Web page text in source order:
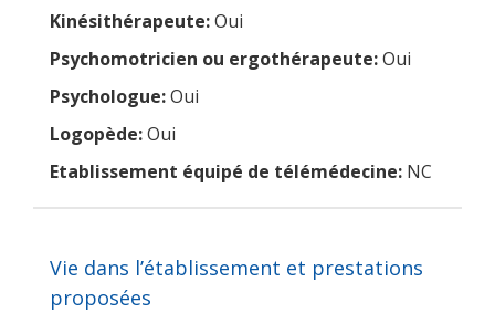
Kinésithérapeute:Oui
Psychomotricien ou ergothérapeute:Oui
Psychologue:Oui
Logopède:Oui
Etablissement équipé de télémédecine: NC
Vie dans l’établissement et prestations
proposées